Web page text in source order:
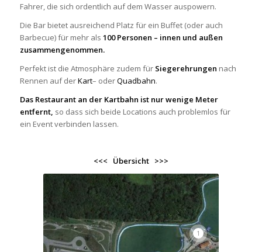
Fahrer, die sich ordentlich auf dem Wasser auspowern.
Die Bar bietet ausreichend Platz für ein Buffet (oder auch
Barbecue) für mehr als 100 Personen – innen und außen
zusammengenommen.
Perfekt ist die Atmosphäre zudem für Siegerehrungen nach
Rennen auf derKart– oderQuadbahn.
Das Restaurant an der Kartbahn ist nur wenige Meter
entfernt, so dass sich beide Locations auch problemlos für
ein Event verbinden lassen.
<<< Übersicht >>>
1